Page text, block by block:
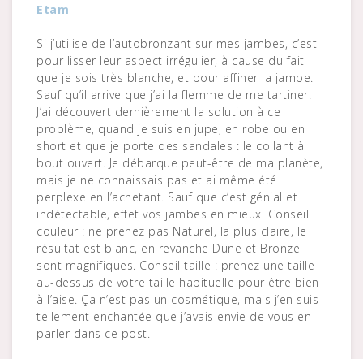
Etam
Si j’utilise de l’autobronzant sur mes jambes, c’est
pour lisser leur aspect irrégulier, à cause du fait
que je sois très blanche, et pour affiner la jambe.
Sauf qu’il arrive que j’ai la flemme de me tartiner.
J’ai découvert dernièrement la solution à ce
problème, quand je suis en jupe, en robe ou en
short et que je porte des sandales : le collant à
bout ouvert. Je débarque peut-être de ma planète,
mais je ne connaissais pas et ai même été
perplexe en l’achetant. Sauf que c’est génial et
indétectable, effet vos jambes en mieux. Conseil
couleur : ne prenez pas Naturel, la plus claire, le
résultat est blanc, en revanche Dune et Bronze
sont magnifiques. Conseil taille : prenez une taille
au-dessus de votre taille habituelle pour être bien
à l’aise. Ça n’est pas un cosmétique, mais j’en suis
tellement enchantée que j’avais envie de vous en
parler dans ce post.